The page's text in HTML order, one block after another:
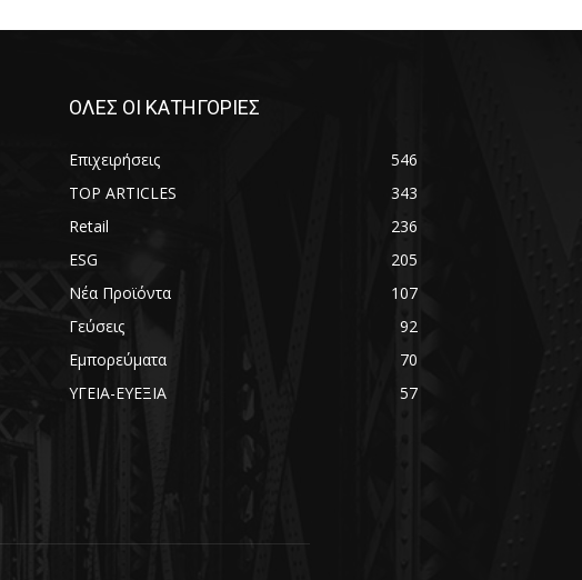
ΟΛΕΣ ΟΙ ΚΑΤΗΓΟΡΙΕΣ
Επιχειρήσεις
546
TOP ARTICLES
343
Retail
236
ESG
205
Νέα Προϊόντα
107
Γεύσεις
92
Εμπορεύματα
70
ΥΓΕΙΑ-ΕΥΕΞΙΑ
57